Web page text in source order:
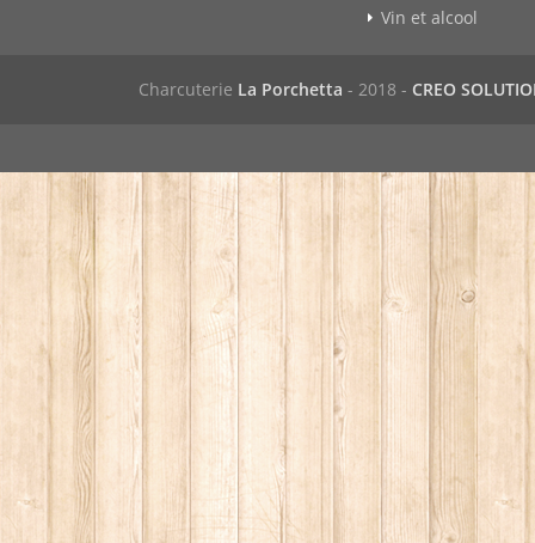
Vin et alcool
Charcuterie La Porchetta - 2018 - CREO